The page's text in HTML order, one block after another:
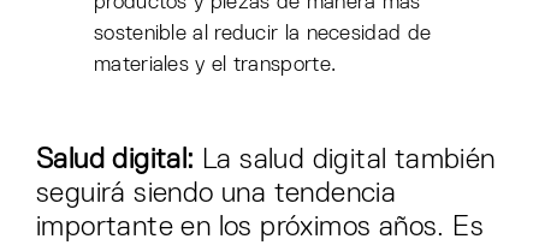
sostenible al reducir la necesidad de
materiales y el transporte.
Salud digital: La salud digital también
seguirá siendo una tendencia
importante en los próximos años. Es